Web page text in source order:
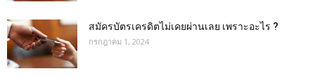
สมัครบัตรเครดิตไม่เคยผ่านเลย เพราะอะไร ?
กรกฎาคม 1, 2024